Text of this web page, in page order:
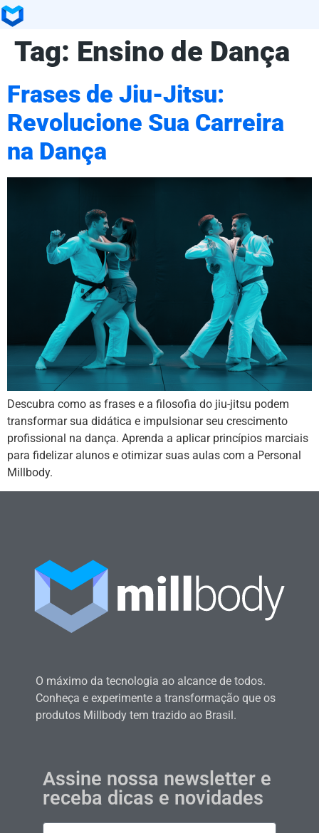
Tag: Ensino de Dança
Frases de Jiu-Jitsu:
Revolucione Sua Carreira
na Dança
Descubra como as frases e a filosofia do jiu-jitsu podem
transformar sua didática e impulsionar seu crescimento
profissional na dança. Aprenda a aplicar princípios marciais
para fidelizar alunos e otimizar suas aulas com a Personal
Millbody.
O máximo da tecnologia ao alcance de todos.
Conheça e experimente a transformação que os
produtos Millbody tem trazido ao Brasil.
Assine nossa newsletter e
receba dicas e novidades